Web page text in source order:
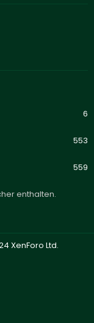
6
553
559
enthalten.
XenForo Ltd.